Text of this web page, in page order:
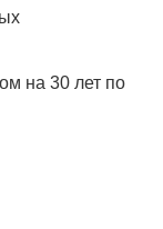
на 30 лет по